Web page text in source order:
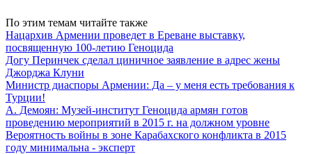
По этим темам читайте также
Нацархив Армении проведет в Ереване выставку,
посвященную 100-летию Геноцида
Догу Перинчек сделал циничное заявление в адрес жены
Джорджа Клуни
Министр диаспоры Армении: Да – у меня есть требования к
Турции!
А. Демоян: Музей-институт Геноцида армян готов
проведению мероприятий в 2015 г. на должном уровне
Вероятность войны в зоне Карабахского конфликта в 2015
году минимальна - эксперт